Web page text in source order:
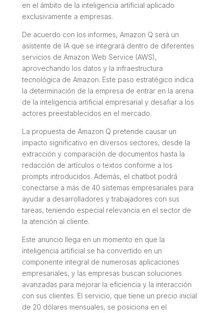
en el ámbito de la inteligencia artificial aplicado
exclusivamente a empresas.
De acuerdo con los informes, Amazon Q será un
asistente de IA que se integrará dentro de diferentes
servicios de Amazon Web Service (AWS),
aprovechando los datos y la infraestructura
tecnológica de Amazon. Este paso estratégico indica
la determinación de la empresa de entrar en la arena
de la inteligencia artificial empresarial y desafiar a los
actores preestablecidos en el mercado.
La propuesta de Amazon Q pretende causar un
impacto significativo en diversos sectores, desde la
extracción y comparación de documentos hasta la
redacción de artículos o textos conforme a los
prompts introducidos. Además, el chatbot podrá
conectarse a más de 40 sistemas empresariales para
ayudar a desarrolladores y trabajadores con sus
tareas, teniendo especial relevancia en el sector de
la atención al cliente.
Este anuncio llega en un momento en que la
inteligencia artificial se ha convertido en un
componente integral de numerosas aplicaciones
empresariales, y las empresas buscan soluciones
avanzadas para mejorar la eficiencia y la interacción
con sus clientes. El servicio, que tiene un precio inicial
de 20 dólares mensuales, se posiciona en el